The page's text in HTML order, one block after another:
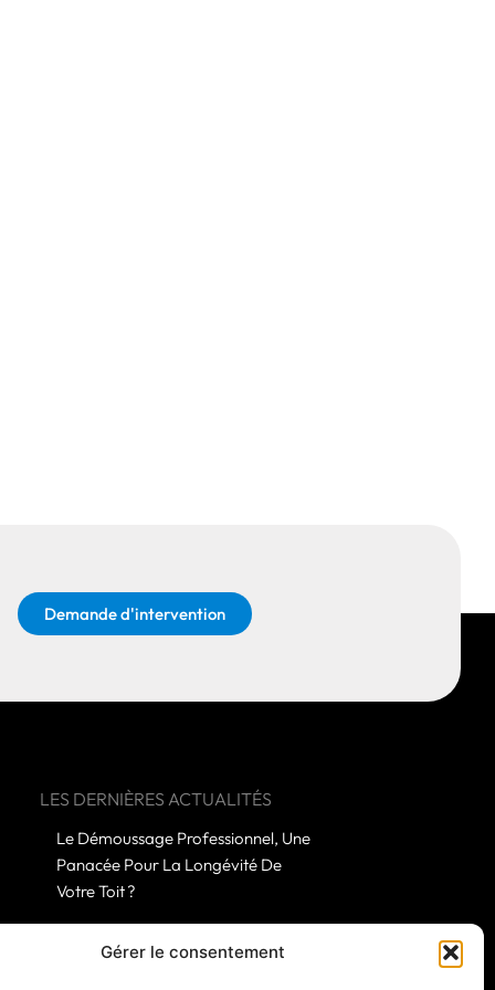
Gérer le consentement
Demande d'intervention
LES DERNIÈRES ACTUALITÉS
Le Démoussage Professionnel, Une
Panacée Pour La Longévité De
Votre Toit ?
Quelles Subtilités Distingue Un